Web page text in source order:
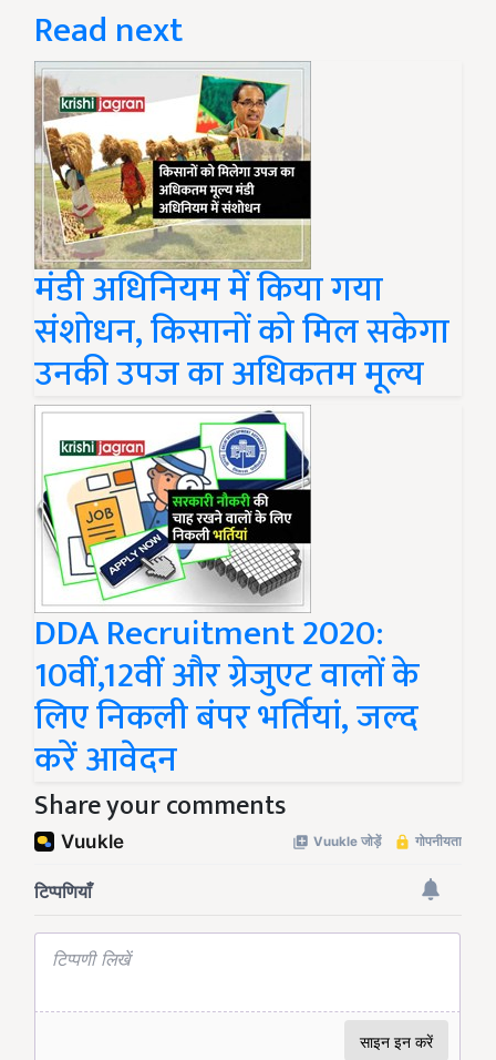
Read next
मंडी अधिनियम में किया गया
संशोधन, किसानों को मिल सकेगा
उनकी उपज का अधिकतम मूल्य
DDA Recruitment 2020:
10वीं,12वीं और ग्रेजुएट वालों के
लिए निकली बंपर भर्तियां, जल्द
करें आवेदन
Share your comments